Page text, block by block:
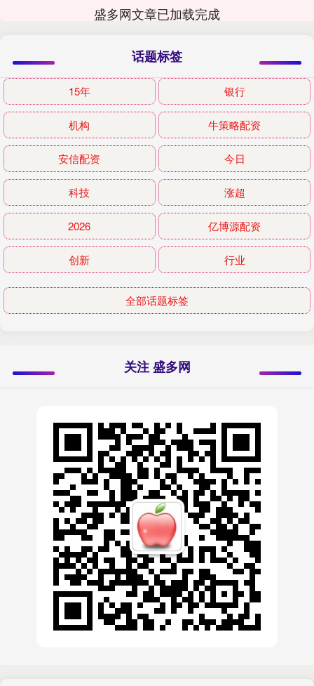
盛多网文章已加载完成
话题标签
15年 银行
机构 牛策略配资
安信配资 今日
科技 涨超
2026 亿博源配资
创新 行业
全部话题标签
关注 盛多网